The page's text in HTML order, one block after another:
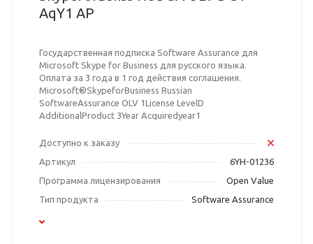
AqY1 AP
Государственная подписка Software Assurance для
Microsoft Skype for Business для русского языка.
Оплата за 3 года в 1 год действия соглашения.
Microsoft®SkypeforBusiness Russian
SoftwareAssurance OLV 1License LevelD
AdditionalProduct 3Year Acquiredyear1
Доступно к заказу
Артикул
6YH-01236
Программа лицензирования
Open Value
Тип продукта
Software Assurance